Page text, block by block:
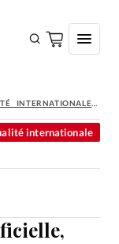
INTERNATIONALE
internationale